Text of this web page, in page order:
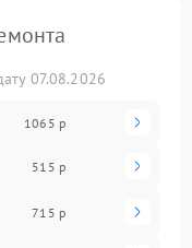
07.08.2026
1065 р
515 р
715 р